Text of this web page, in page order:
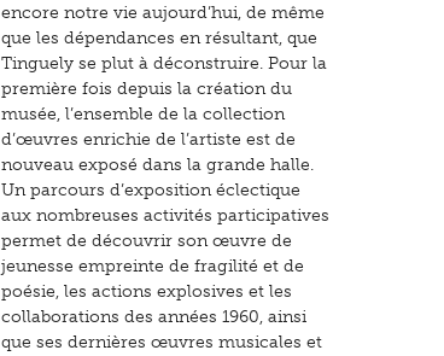
encore notre vie aujourd’hui, de même
que les dépendances en résultant, que
Tinguely se plut à déconstruire. Pour la
première fois depuis la création du
musée, l’ensemble de la collection
d’œuvres enrichie de l’artiste est de
nouveau exposé dans la grande halle.
Un parcours d’exposition éclectique
aux nombreuses activités participatives
permet de découvrir son œuvre de
jeunesse empreinte de fragilité et de
poésie, les actions explosives et les
collaborations des années 1960, ainsi
que ses dernières œuvres musicales et